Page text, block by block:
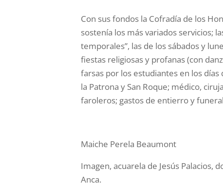
Con sus fondos la Cofradía de los
sostenía los más variados servicios;
temporales”, las de los sábados y
fiestas religiosas y profanas (con
farsas por los estudiantes en los días
la Patrona y San Roque; médico,
faroleros; gastos de entierro y
Maiche Perela Beaumont
Imagen, acuarela de Jesús Palacios,
Anca.